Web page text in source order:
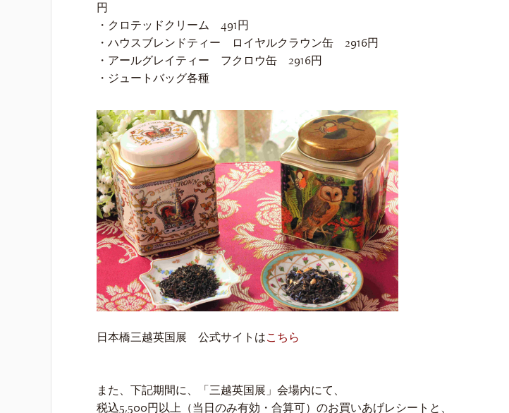
円
・クロテッドクリーム 491円
・ハウスブレンドティー ロイヤルクラウン缶 2916円
・アールグレイティー フクロウ缶 2916円
・ジュートバッグ各種
日本橋三越英国展 公式サイトはこちら
また、下記期間に、「三越英国展」会場内にて、
税込5,500円以上（当日のみ有効・合算可）のお買いあげレシートと、